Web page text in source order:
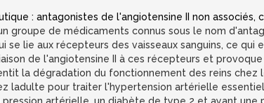
: antagonistes de l'angiotensine II non associés,
groupe de médicaments connus sous le nom
se lie aux récepteurs des vaisseaux sanguins, ce
de l'angiotensine II à ces récepteurs et
la dégradation du fonctionnement des reins
ladulte pour traiter l'hypertension artérielle